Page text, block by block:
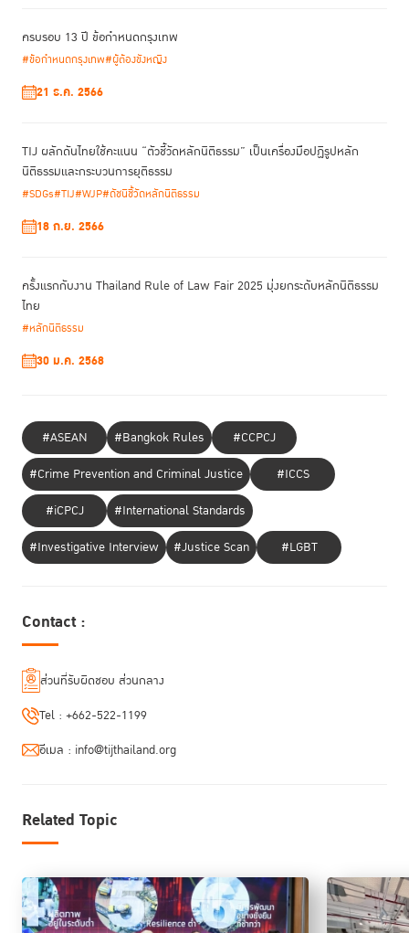
ครบรอบ 13 ปี ข้อกำหนดกรุงเทพ
#ข้อกำหนดกรุงเทพ#ผู้ต้องขังหญิง
21 ธ.ค. 2566
TIJ ผลักดันไทยใช้คะแนน “ตัวชี้วัดหลักนิติธรรม” เป็นเครื่องมือปฏิรูปหลัก
นิติธรรมและกระบวนการยุติธรรม
#SDGs#TIJ#WJP#ดัชนีชี้วัดหลักนิติธรรม
18 ก.ย. 2566
ครั้งแรกกับงาน Thailand Rule of Law Fair 2025 มุ่งยกระดับหลักนิติธรรม
ไทย
#หลักนิติธรรม
30 ม.ค. 2568
#ASEAN #Bangkok Rules
#CCPCJ
#Crime Prevention and Criminal Justice
#ICCS
#iCPCJ
#International Standards
#Investigative Interview
#Justice Scan #LGBT
Contact :
ส่วนที่รับผิดชอบ ส่วนกลาง
Tel : +662-522-1199
อีเมล : info@tijthailand.org
Related Topic